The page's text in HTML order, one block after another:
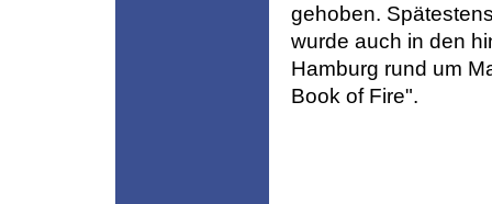
gehoben.
wurde auch in den
Hamburg rund um
Book of Fire".